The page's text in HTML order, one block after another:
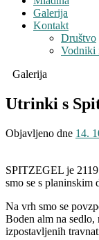
Galerija
Kontakt
Društvo
Vodniki
Galerija
Utrinki s
Objavljeno dne 14.
SPITZEGEL je
smo se s planinskim
Na vrh smo se
Boden alm na sedlo,
izpostavljenih